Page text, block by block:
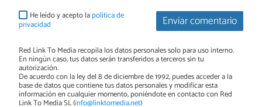
Enviar comentario
He leído y acepto lapolítica de
privacidad
Red Link To Media recopila los datos personales solo para uso interno.
En ningún caso, tus datos serán transferidos a terceros sin tu
autorización.
De acuerdo con la ley del 8 de diciembre de 1992, puedes acceder a la
base de datos que contiene tus datos personales y modificar esta
información en cualquier momento, poniéndote en contacto con Red
Link To Media SL (info@linktomedia.net)